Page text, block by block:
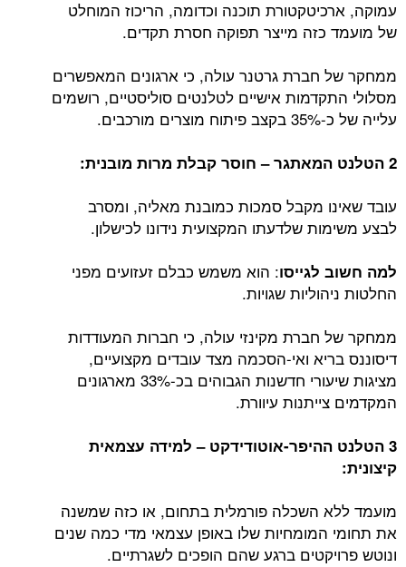
עמוקה, ארכיטקטורת תוכנה וכדומה, הריכוז המוחלט
של מועמד כזה מייצר תפוקה חסרת תקדים.
ממחקר של חברת גרטנר עולה, כי ארגונים המאפשרים
מסלולי התקדמות אישיים לטלנטים סוליסטיים, רושמים
עלייה של כ-35% בקצב פיתוח מוצרים מורכבים.
2 הטלנט המאתגר – חוסר קבלת מרות מובנית:
עובד שאינו מקבל סמכות כמובנת מאליה, ומסרב
לבצע משימות שלדעתו המקצועית נידונו לכישלון.
למה חשוב לגייסו: הוא משמש כבלם זעזועים מפני
החלטות ניהוליות שגויות.
ממחקר של חברת מקינזי עולה, כי חברות המעודדות
דיסוננס בריא ואי-הסכמה מצד עובדים מקצועיים,
מציגות שיעורי חדשנות הגבוהים בכ-33% מארגונים
המקדמים צייתנות עיוורת.
3 הטלנט ההיפר-אוטודידקט – למידה עצמאית
קיצונית:
מועמד ללא השכלה פורמלית בתחום, או כזה שמשנה
את תחומי המומחיות שלו באופן עצמאי מדי כמה שנים
ונוטש פרויקטים ברגע שהם הופכים לשגרתיים.